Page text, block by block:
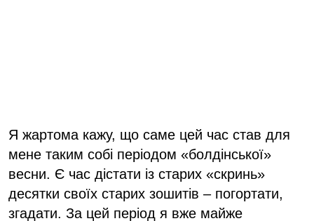
Я жартома кажу, що саме цей час став для
мене таким собі періодом «болдінської»
весни. Є час дістати із старих «скринь»
десятки своїх старих зошитів – погортати,
згадати. За цей період я вже майже